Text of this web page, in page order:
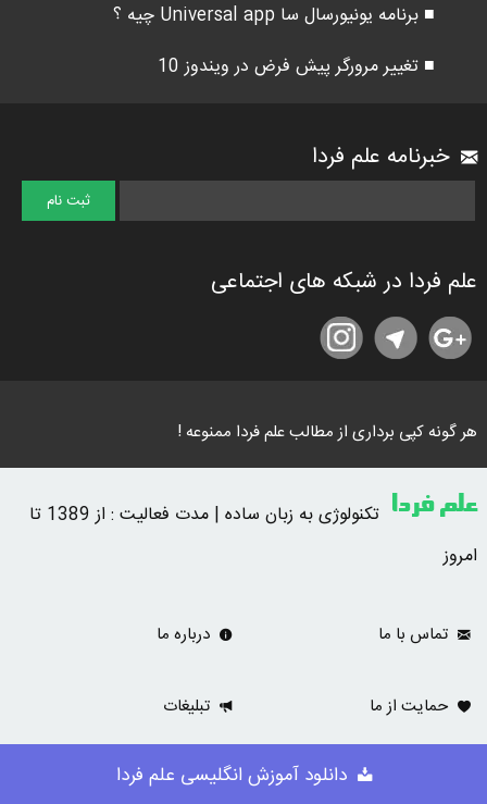
■ برنامه یونیورسال سا Universal app چیه ؟
■ تغییر مرورگر پیش فرض در ویندوز 10
خبرنامه علم فردا
علم فردا در شبکه های اجتماعی
هر گونه کپی برداری از مطالب علم فردا ممنوعه !
علم فردا
تکنولوژی به زبان ساده | مدت فعالیت : از 1389 تا
امروز
تماس با ما درباره ما
حمایت از ما تبلیغات
دانلود آموزش انگلیسی علم فردا